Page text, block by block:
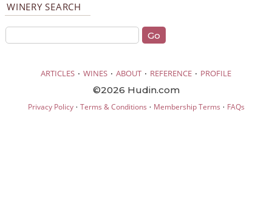
WINERY SEARCH
ARTICLES · WINES · ABOUT · REFERENCE · PROFILE
©2026 Hudin.com
Privacy Policy· Terms & Conditions · Membership Terms · FAQs